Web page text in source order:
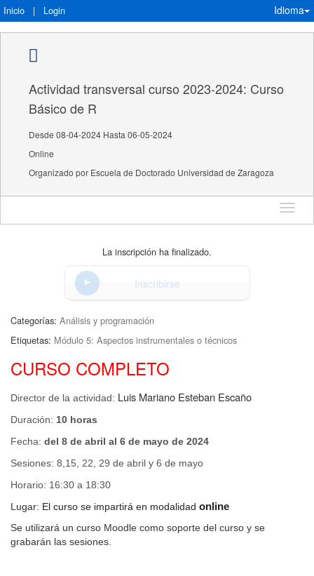
Inicio | Login Idioma
Actividad transversal curso 2023-2024: Curso
Básico de R
Desde 08-04-2024 Hasta 06-05-2024
Online
Organizado por Escuela de Doctorado Universidad de Zaragoza
Idioma
La inscripción ha finalizado.
Inscribirse
Categorías: Análisis y programación
Etiquetas: Módulo 5: Aspectos instrumentales o técnicos
CURSO COMPLETO
Director de la actividad: Luis Mariano Esteban Escaño
Duración: 10 horas
Fecha: del 8 de abril al 6 de mayo de 2024
Sesiones: 8,15, 22, 29 de abril y 6 de mayo
Horario: 16:30 a 18:30
Lugar: El curso se impartirá en modalidad online
Se utilizará un curso Moodle como soporte del curso y se
grabarán las sesiones.